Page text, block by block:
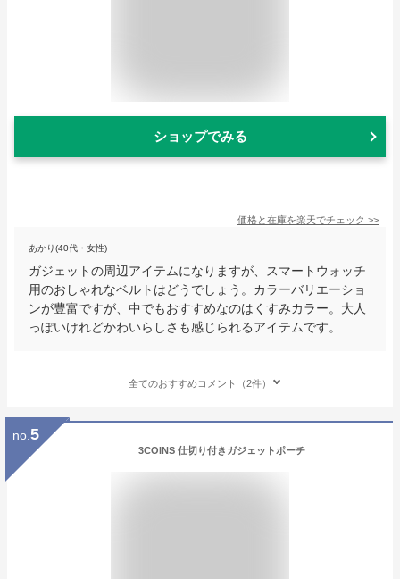
ショップでみる
価格と在庫を楽天でチェック >>
あかり(40代・女性)
ガジェットの周辺アイテムになりますが、スマートウォッチ
用のおしゃれなベルトはどうでしょう。カラーバリエーショ
ンが豊富ですが、中でもおすすめなのはくすみカラー。大人
っぽいけれどかわいらしさも感じられるアイテムです。
全てのおすすめコメント（2件）
no. 5
3COINS 仕切り付きガジェットポーチ